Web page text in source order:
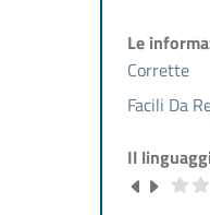
Le
Corrette
Facili Da
Il